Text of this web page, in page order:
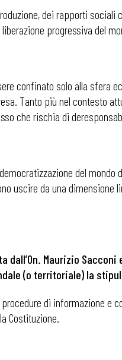
dei rapporti
progressiva del
confinato solo alla sfera
Tanto più nel contesto
che rischia di
del
uscire da una dimensione
dall’On. Maurizio
(o territoriale) la
di informazione e
Costituzione.